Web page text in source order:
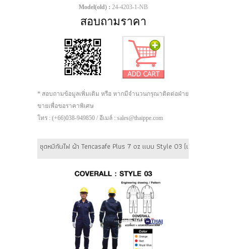
Model(old) : 24-4203-1-NB
สอบถามราคา
* สอบถามข้อมูลเพิ่มเติม หรือ หากมีจำนวนกรุณาติดต่อฝ่าย
ขายเพื่อขอราคาพิเศษ
โทร : (+66)038-949850 / อีเมล์ : sales@thaippe.com
ชุดหมีกันไฟ ผ้า Tencasafe Plus 7 oz แบบ Style 03 (แถบสะท้อนแ